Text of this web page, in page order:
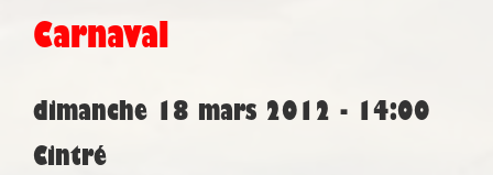
Carnaval
dimanche 18 mars 2012 - 14:00
Cintré